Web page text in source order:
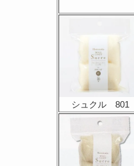
シュクル 801